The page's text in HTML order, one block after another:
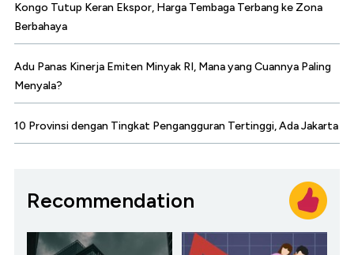
Kongo Tutup Keran Ekspor, Harga Tembaga Terbang ke Zona
Berbahaya
Adu Panas Kinerja Emiten Minyak RI, Mana yang Cuannya Paling
Menyala?
10 Provinsi dengan Tingkat Pengangguran Tertinggi, Ada Jakarta
Recommendation